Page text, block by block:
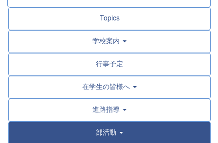
Topics
学校案内
行事予定
在学生の皆様へ
進路指導
部活動